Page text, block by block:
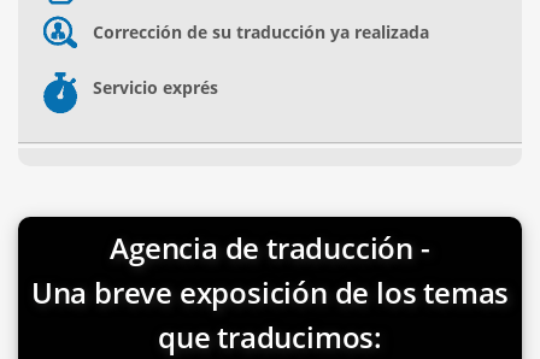
Corrección de su traducción ya realizada
Servicio exprés
Agencia de traducción -
Una breve exposición de los temas
que traducimos: